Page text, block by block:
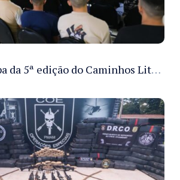
Sejusc participa da 5ª edição do Caminhos Literários com foco na cultura hip-hop nas unidades socioeducativas